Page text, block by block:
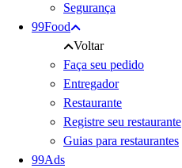
Segurança
99Food
Voltar
Faça seu pedido
Entregador
Restaurante
Registre seu restaurante
Guias para restaurantes
99Ads